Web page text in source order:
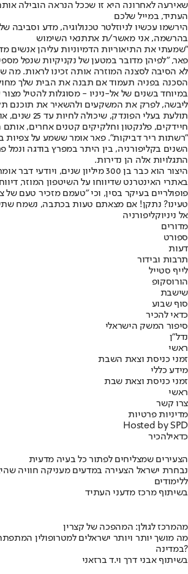
שאירעה לאחרונה היא זו שככל הנראה הובילה
העתיד, במייל שלכם
הירשמו עכשיו לניוזלטר טכנולוגיה, מדע וסביבה
בהרשמה, אני מאשר/ת אתתנאי השימוש
"שמעתי את התיאוריות הדמיוניות עליהן אנשים
פאר, "לפיהן מדובר במטען של נקניקיות שנפל
לא הסיבה לסצנה המוזרה אותה זכינו לראות. מה
הסכנה בפניה תעמוד אם תבנה את הבית שלך
במיוחד בשנים של אל-ניניו - מסוגלות להטיל
ליבשה, לפרק את המשקעים ולהשאיר את תוכנם
תולעת בעלי הפונדק,
חיידקים, פלנקטון וחלקיקים קטנים אחרים,
"רשתות ריר דביקות". פאר אומר ששמע על צפיות
השנים בקליפורניה, בין היתר במפרץ בודגה ונמל
התגלויות אלה הן נדירות.
היצור הוא כבר בן 300 מיליון שנים,
באתרי האינטרנט שדיווחו על השיטפון המוזר,
פופולריים בעיקר בסין, וכי "טעמם מזכיר טעם של
טעינו? נתקן! אם מצאתם טעות בכתבה, נשמח
אל ניניוקליפורניה
מדורים
ספורט
דעות
תרבות ובידור
לייף סטייל
הורוסקופ
שישבת
סוף שבוע
כדאי להכיר
סיפור המשק הישראלי
נדל"ן
ראשי
זמני כניסת וצאת השבת
מידע כללי
זמני כניסת וצאת שבת
ראשי
צרו קשר
מדיניות פרטיות
Hosted by SPD
כדאילהכיר
הצעירים שמצליחים לפתור כל בעיה מדעית
נבחרת ישראל הצעירה במדעים מעניקה חוויה
ללימודים
בשיתוף מרכז מדעני העתיד
מהמרכז לגולן: המהפכה של קצרין
מה מושך יותר ויותר ישראלים למטרופולין
במדינה?
בשיתוף אבני דרך וי.ד ברזאני